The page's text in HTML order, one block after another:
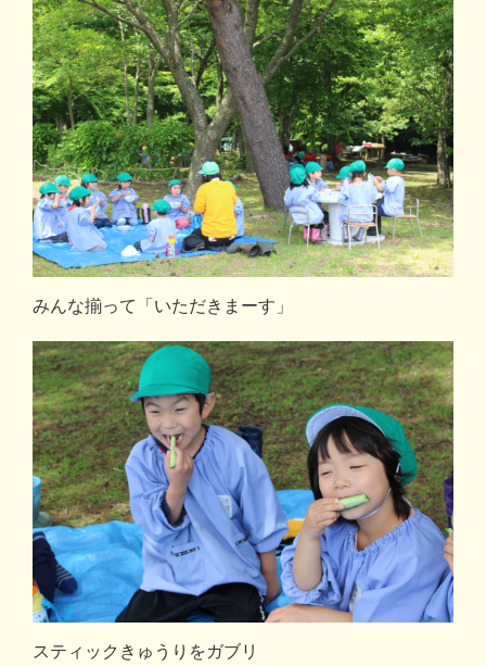
みんな揃って「いただきまーす」
スティックきゅうりをガブリ